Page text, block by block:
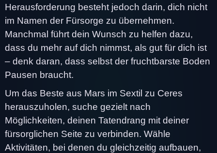
Herausforderung besteht jedoch darin, dich nicht
im Namen der Fürsorge zu übernehmen.
Manchmal führt dein Wunsch zu helfen dazu,
dass du mehr auf dich nimmst, als gut für dich ist
– denk daran, dass selbst der fruchtbarste Boden
Pausen braucht.
Um das Beste aus Mars im Sextil zu Ceres
herauszuholen, suche gezielt nach
Möglichkeiten, deinen Tatendrang mit deiner
fürsorglichen Seite zu verbinden. Wähle
Aktivitäten, bei denen du gleichzeitig aufbauen,